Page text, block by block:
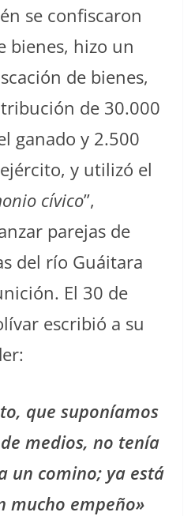
se confiscaron
bienes, hizo un
de bienes,
de 30.000
ganado y 2.500
y utilizó el
cívico”,
parejas de
del río Guáitara
El 30 de
escribió a su
que suponíamos
medios, no tenía
un comino; ya está
mucho empeño»